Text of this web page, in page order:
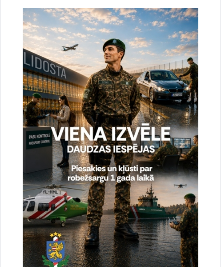
Vai šī informācija bija noderīga?
Sniegt atsauksmi
Esi pirmais, kas uzzina!